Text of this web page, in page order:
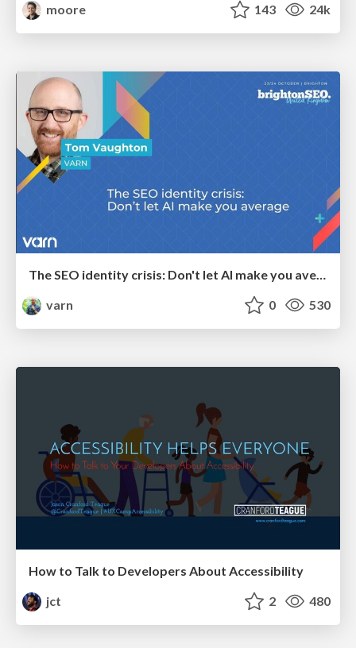
moore
143 24k
The SEO identity crisis: Don't let AI make you average
varn
0 530
How to Talk to Developers About Accessibility
jct
2 480